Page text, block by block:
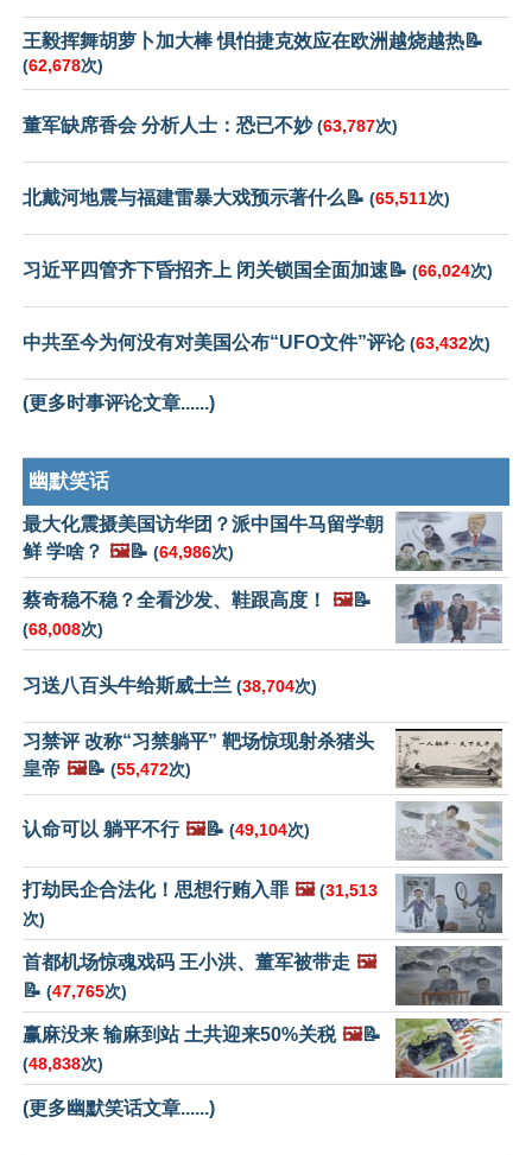
王毅挥舞胡萝卜加大棒 惧怕捷克效应在欧洲越烧越热📝
(62,678次)
董军缺席香会 分析人士：恐已不妙(63,787次)
北戴河地震与福建雷暴大戏预示著什么📝 (65,511次)
习近平四管齐下昏招齐上 闭关锁国全面加速📝 (66,024次)
中共至今为何没有对美国公布“UFO文件”评论(63,432次)
(更多时事评论文章......)
幽默笑话
最大化震摄美国访华团？派中国牛马留学朝
鲜 学啥？ 🖼️📝 (64,986次)
蔡奇稳不稳？全看沙发、鞋跟高度！ 🖼️📝
(68,008次)
习送八百头牛给斯威士兰 (38,704次)
习禁评 改称“习禁躺平” 靶场惊现射杀猪头
皇帝 🖼️📝 (55,472次)
认命可以 躺平不行 🖼️📝 (49,104次)
打劫民企合法化！思想行贿入罪 🖼️ (31,513
次)
首都机场惊魂戏码 王小洪、董军被带走 🖼️
📝 (47,765次)
赢麻没来 输麻到站 土共迎来50%关税 🖼️📝
(48,838次)
(更多幽默笑话文章......)